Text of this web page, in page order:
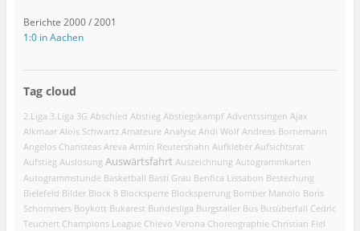
Berichte 2000 / 2001
1:0 in Aachen
Tag cloud
2.Liga 3.Liga 3G Abschied Abstieg Abstiegskampf Adventssingen Ajax
Alkmaar Alois Schwartz Amateure Analyse Andi Wolf Andreas Bornemann
Angelos Charisteas Areva Armin Reutershahn Aufkleber Aufsichtsrat
Aufstieg Auslosung Auswärtsfahrt Auszeichnung Autogrammkarten
Autogrammstunde Basketball Basti Grau Benfica Lissabon Bestechung
Bielefeld Bilder Block 8 Blocksperre Blocksperrung Bomber Manolo Boris
Schommers Boykott Bukarest Bundesliga Burgstaller Bus Busüberfall Cedric
Teuchert Champions League Chievo Verona Choreographie Christian Fiel